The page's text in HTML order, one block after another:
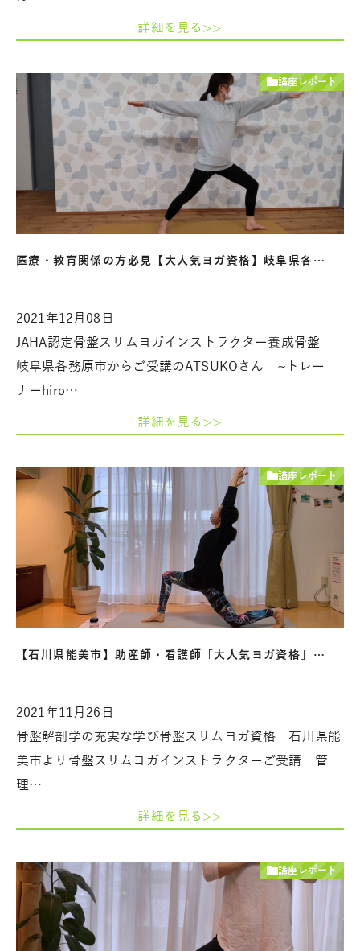
詳細を見る>>
講座レポート
医療・教育関係の方必見【大人気ヨガ資格】岐阜県各…
2021年12月08日
JAHA認定骨盤スリムヨガインストラクター養成骨盤
岐阜県各務原市からご受講のATSUKOさん ~トレー
ナーhiro…
詳細を見る>>
講座レポート
【石川県能美市】助産師・看護師「大人気ヨガ資格」…
2021年11月26日
骨盤解剖学の充実な学び骨盤スリムヨガ資格 石川県能
美市より骨盤スリムヨガインストラクターご受講 管
理…
詳細を見る>>
講座レポート